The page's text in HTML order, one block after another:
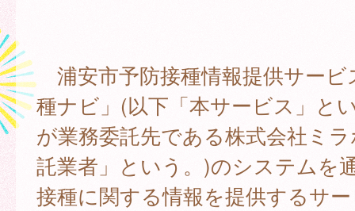
浦安市予防接種情報提供サービ
種ナビ」(以下「本サービス」と
が業務委託先である株式会社ミ
託業者」という。)のシステムを
接種に関する情報を提供するサ